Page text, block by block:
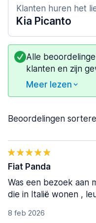
Klanten huren het
Kia Picanto
Alle
klanten en zijn
Meer lezen
Beoordelingen
8 feb 2026
Fiat Panda
Was een bezoek aan
die in Italië wonen ,